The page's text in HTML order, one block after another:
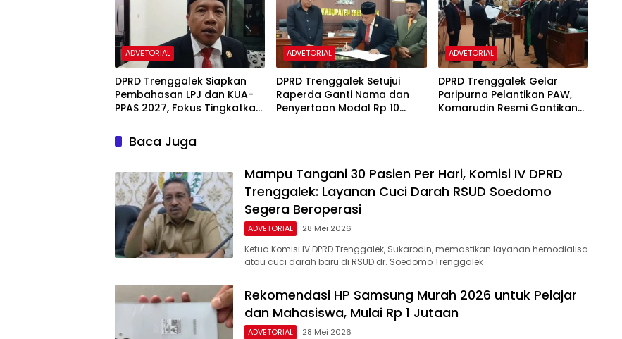
ADVETORIAL
DPRD Trenggalek Siapkan
Pembahasan LPJ dan KUA-
PPAS 2027, Fokus Tingkatkan
ADVETORIAL
DPRD Trenggalek Setujui
Raperda Ganti Nama dan
Penyertaan Modal Rp 10
ADVETORIAL
DPRD Trenggalek Gelar
Paripurna Pelantikan PAW,
Komarudin Resmi Gantikan
Baca Juga
Mampu Tangani 30 Pasien Per Hari, Komisi IV DPRD
Trenggalek: Layanan Cuci Darah RSUD Soedomo
Segera Beroperasi
ADVETORIAL 28 Mei 2026
Ketua Komisi IV DPRD Trenggalek, Sukarodin, memastikan layanan hemodialisa
atau cuci darah baru di RSUD dr. Soedomo Trenggalek
Rekomendasi HP Samsung Murah 2026 untuk Pelajar
dan Mahasiswa, Mulai Rp 1 Jutaan
ADVETORIAL 28 Mei 2026